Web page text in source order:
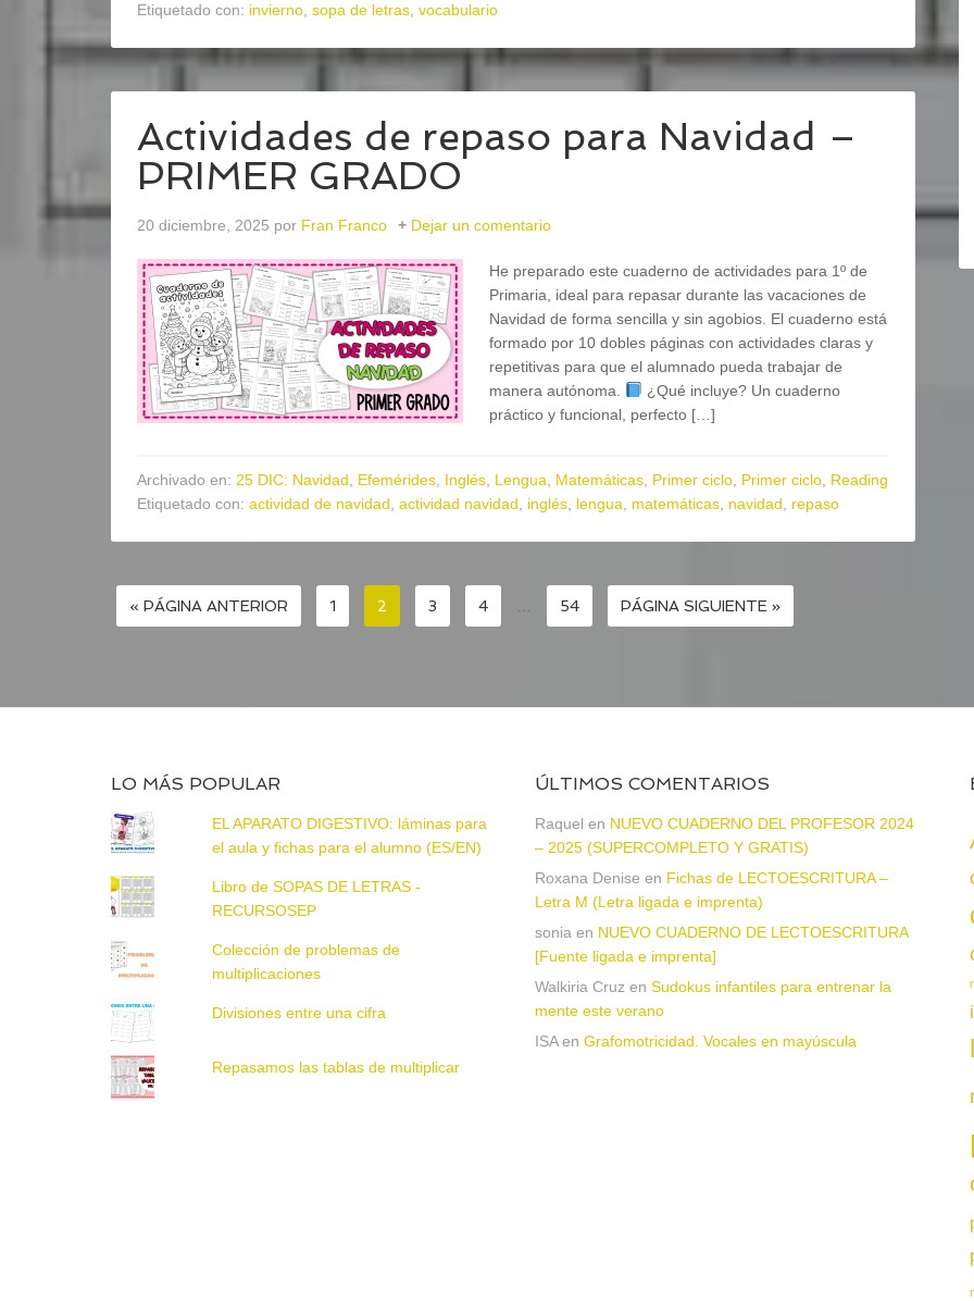
Etiquetado con: invierno sopa de letras vocabulario
Actividades de repaso para Navidad –
PRIMER GRADO
20 diciembre, 2025 por Fran Franco Dejar un comentario
He preparado este cuaderno de actividades para 1º de
Primaria, ideal para repasar durante las vacaciones de
Navidad de forma sencilla y sin agobios. El cuaderno está
formado por 10 dobles páginas con actividades claras y
repetitivas para que el alumnado pueda trabajar de
manera autónoma.
¿Qué incluye? Un cuaderno
práctico y funcional, perfecto […]
Archivado en: 25 DIC: Navidad Efemérides Inglés Lengua Matemáticas Primer ciclo Primer ciclo Reading
Etiquetado con: actividad de navidad actividad navidad inglés lengua matemáticas navidad repaso
« PÁGINA ANTERIOR 1 2 3 4 54 PÁGINA SIGUIENTE »
LO MÁS POPULAR
EL APARATO DIGESTIVO: láminas para
el aula y fichas para el alumno (ES/EN)
Libro de SOPAS DE LETRAS -
RECURSOSEP
Colección de problemas de
multiplicaciones
Divisiones entre una cifra
Repasamos las tablas de multiplicar
ÚLTIMOS COMENTARIOS
Raquel en NUEVO CUADERNO DEL PROFESOR 2024
– 2025 (SUPERCOMPLETO Y GRATIS)
Roxana Denise en Fichas de LECTOESCRITURA –
Letra M (Letra ligada e imprenta)
sonia en NUEVO CUADERNO DE LECTOESCRITURA
[Fuente ligada e imprenta]
Walkiria Cruz en Sudokus infantiles para entrenar la
mente este verano
ISAen Grafomotricidad. Vocales en mayúscula